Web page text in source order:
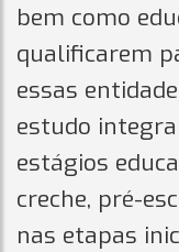
bem como
qualificarem
essas
estudo
estágios
creche, pré-
nas etapas